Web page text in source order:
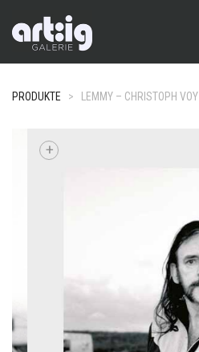
PRODUKTE > LEMMY – CHRISTOPH VOY